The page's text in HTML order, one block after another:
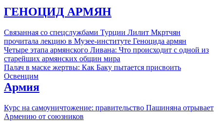
ГЕНОЦИД АРМЯН
Связанная со спецслужбами Турции Лилит Мкртчян
прочитала лекцию в Музее-институте Геноцида армян
Четыре этапа армянского Ливана: Что происходит с одной из
старейших армянских общин мира
Палач в маске жертвы: Как Баку пытается присвоить
Освенцим
Армия
Курс на самоуничтожение: правительство Пашиняна отрывает
Армению от союзников